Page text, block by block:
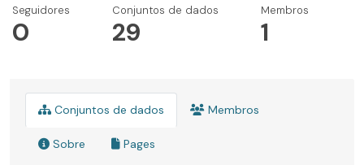
Seguidores
0
Conjuntos de dados
29
Membros
1
Conjuntos de dados Membros
Sobre Pages